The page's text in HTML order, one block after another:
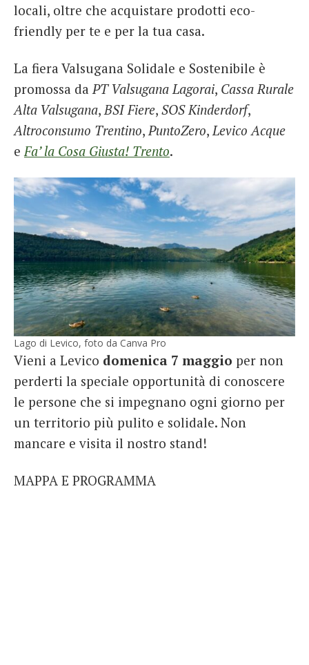
locali, oltre che acquistare prodotti eco-
friendly per te e per la tua casa.
La fiera Valsugana Solidale e Sostenibile è
promossa da PT Valsugana Lagorai, Cassa Rurale
Alta Valsugana, BSI Fiere, SOS Kinderdorf,
Altroconsumo Trentino, PuntoZero, Levico Acque
e Fa’ la Cosa Giusta! Trento.
Lago di Levico, foto da Canva Pro
Vieni a Levico domenica 7 maggio per non
perderti la speciale opportunità di conoscere
le persone che si impegnano ogni giorno per
un territorio più pulito e solidale. Non
mancare e visita il nostro stand!
MAPPA E PROGRAMMA